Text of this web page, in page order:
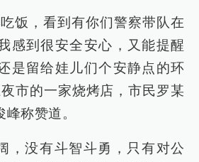
饭，看到有你们警察带队在
感到很安全安心，又能提醒
是留给娃儿们个安静点的环
市的一家烧烤店，市民罗某
称赞道。
，没有斗智斗勇，只有对公